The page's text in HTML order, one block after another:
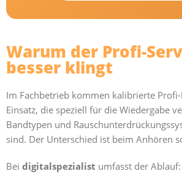
Warum der Profi-
besser klingt
Im Fachbetrieb kommen kalibrierte Profi-
Einsatz, die speziell für die Wiedergabe
Bandtypen und
sind. Der Unterschied ist beim Anhören
Bei digitalspezialist umfasst der Ablauf: